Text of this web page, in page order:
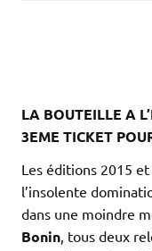
LA BOUTEILLE A
3EME TICKET
Les éditions 2015
l’insolente
dans une moindre
Bonin, tous deux